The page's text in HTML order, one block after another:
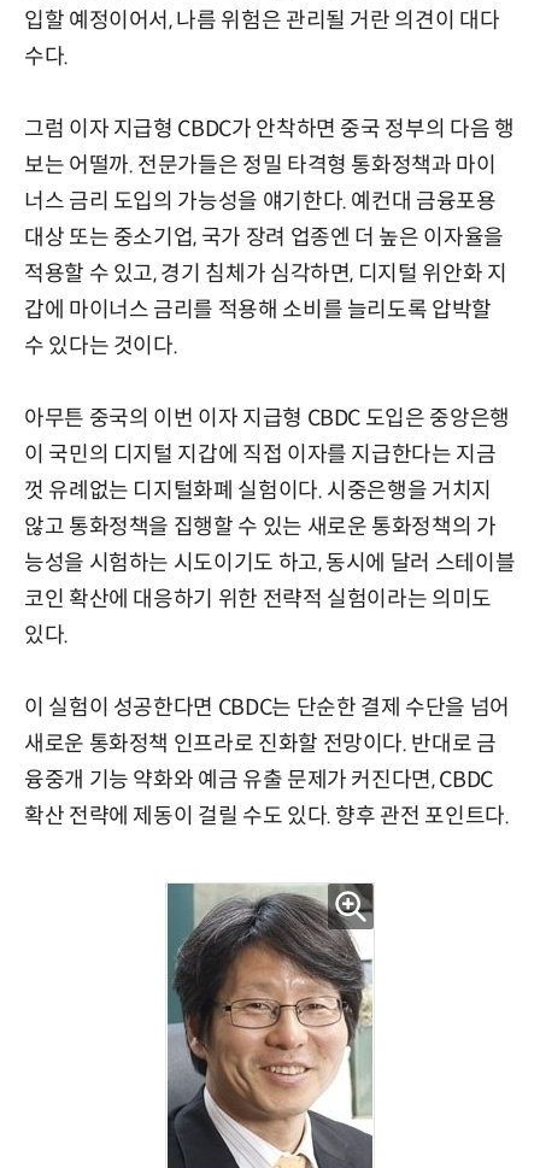
입할 예정이어서, 나름 위험은 관리될 거란 의견이 대다
수다.
그럼 이자 지급형 CBDC가 안착하면 중국 정부의 다음 행
보는 어떨까. 전문가들은 정밀 타격형 통화정책과 마이
너스 금리 도입의 가능성을 얘기한다. 예컨대 금융포용
대상 또는 중소기업, 국가 장려 업종엔 더 높은 이자율을
적용할 수 있고, 경기 침체가 심각하면, 디지털 위안화 지
갑에 마이너스 금리를 적용해 소비를 늘리도록 압박할
수 있다는 것이다.
아무튼 중국의 이번 이자 지급형 CBDC 도입은 중앙은행
이 국민의 디지털 지갑에 직접 이자를 지급한다는 지금
껏 유례없는 디지털화폐 실험이다. 시중은행을 거치지
않고 통화정책을 집행할 수 있는 새로운 통화정책의 가
능성을 시험하는 시도이기도 하고, 동시에 달러 스테이블
코인 확산에 대응하기 위한 전략적 실험이라는 의미도
있다.
이 실험이 성공한다면 CBDC는 단순한 결제 수단을 넘어
새로운 통화정책 인프라로 진화할 전망이다. 반대로 금
융중개 기능 약화와 예금 유출 문제가 커진다면, CBDC
확산 전략에 제동이 걸릴 수도 있다. 향후 관전 포인트다.